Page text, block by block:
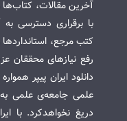
آخرین مقالات،
با برقراری دسترسی به
کتب مرجع،
رفع نیازهای محققان
دانلود ایران پیپر
علمی جامعه‌ی علمی
دریغ نخواهدکرد. با